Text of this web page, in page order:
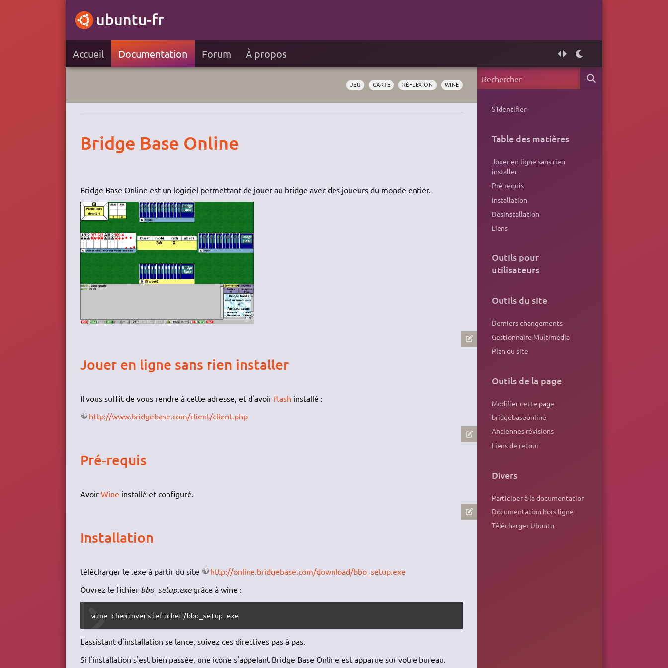
Accueil Documentation Forum À propos
JEU CARTE RÉFLEXION WINE
Bridge Base Online
Bridge Base Online est un logiciel permettant de jouer au bridge avec des joueurs du monde entier.
Jouer en ligne sans rien installer
Il vous suffit de vous rendre à cette adresse, et d'avoir flash installé :
http://www.bridgebase.com/client/client.php
Pré-requis
Avoir Wine installé et configuré.
Installation
télécharger le .exe à partir du site
http://online.bridgebase.com/download/bbo_setup.exe
Ouvrez le fichier bbo_setup.exegrâce à wine :
wine cheminversleficher/bbo_setup.exe
L'assistant d'installation se lance, suivez ces directives pas à pas.
Si l'installation s'est bien passée, une icône s'appelant Bridge Base Online est apparue sur votre bureau.
S'identifier
Table des matières
Jouer en ligne sans rien
installer
Pré-requis
Installation
Désinstallation
Liens
Outils pour
utilisateurs
Outils du site
Derniers changements
Gestionnaire Multimédia
Plan du site
Outils de la page
Modifier cette page
bridgebaseonline
Anciennes révisions
Liens de retour
Divers
Participer à la documentation
Documentation hors ligne
Télécharger Ubuntu